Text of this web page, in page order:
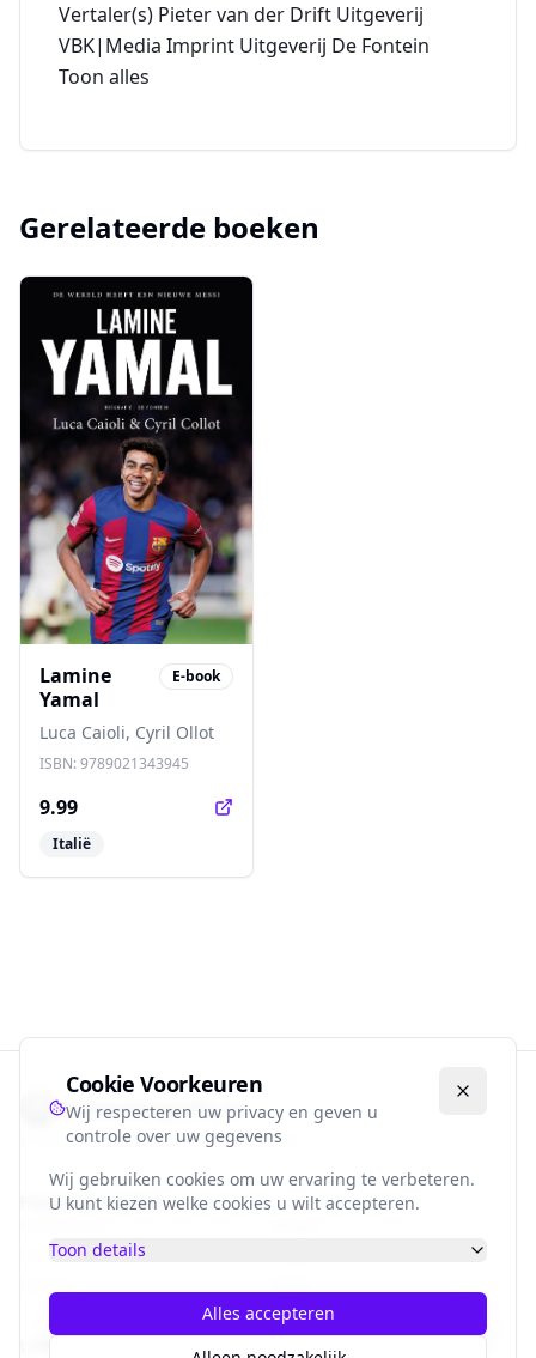
Cookie Voorkeuren
Wij respecteren uw privacy en geven u
controle over uw gegevens
Wij gebruiken cookies om uw ervaring te verbeteren.
U kunt kiezen welke cookies u wilt accepteren.
Toon details
Alles accepteren
Vertaler(s) Pieter van der Drift Uitgeverij
VBK|Media Imprint Uitgeverij De Fontein
Toon alles
Gerelateerde boeken
Lamine
Yamal
E-book
Luca Caioli, Cyril Ollot
ISBN:9789021343945
9.99
Italië
Voetbalbiografie.nl
2026Alle rechten voorbehouden.
Populaire Landen
Duitsland